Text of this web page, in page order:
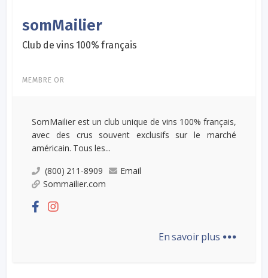
somMailier
Club de vins 100% français
MEMBRE OR
SomMailier est un club unique de vins 100% français,
avec des crus souvent exclusifs sur le marché
américain. Tous les...
(800) 211-8909
Email
Sommailier.com
En savoir plus ...